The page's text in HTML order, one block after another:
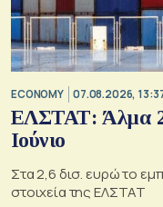
ECONOMY 07.08.2026,
ΕΛΣΤΑΤ: Άλμα
Ιούνιο
Στα 2,6 δισ. ευρώ το
στοιχεία της ΕΛΣΤΑΤ